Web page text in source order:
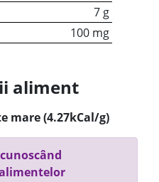
7 g
100 mg
aliment
mare (4.27kCal/g)